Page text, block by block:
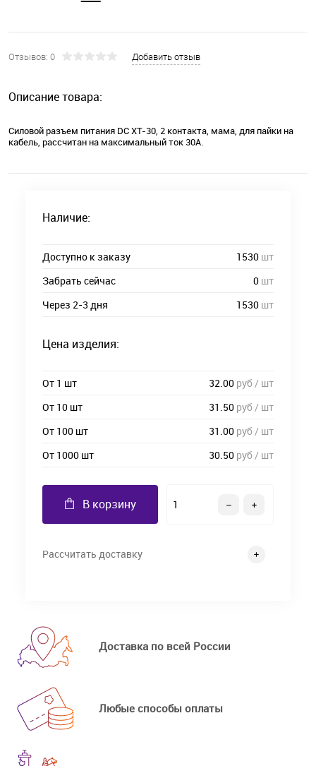
Отзывов: 0 Добавить отзыв
Описание товара:
Силовой разъем питания DC XT-30, 2 контакта, мама, для пайки на
кабель, рассчитан на максимальный ток 30А.
Наличие:
Доступно к заказу 1530 шт
Забрать сейчас
0 шт
Через 2-3 дня
1530 шт
Цена изделия:
От 1 шт 32.00 руб / шт
От 10 шт
31.50 руб / шт
От 100 шт
31.00 руб / шт
От 1000 шт
30.50 руб / шт
В корзину
Рассчитать доставку
Доставка по всей России
Любые способы оплаты